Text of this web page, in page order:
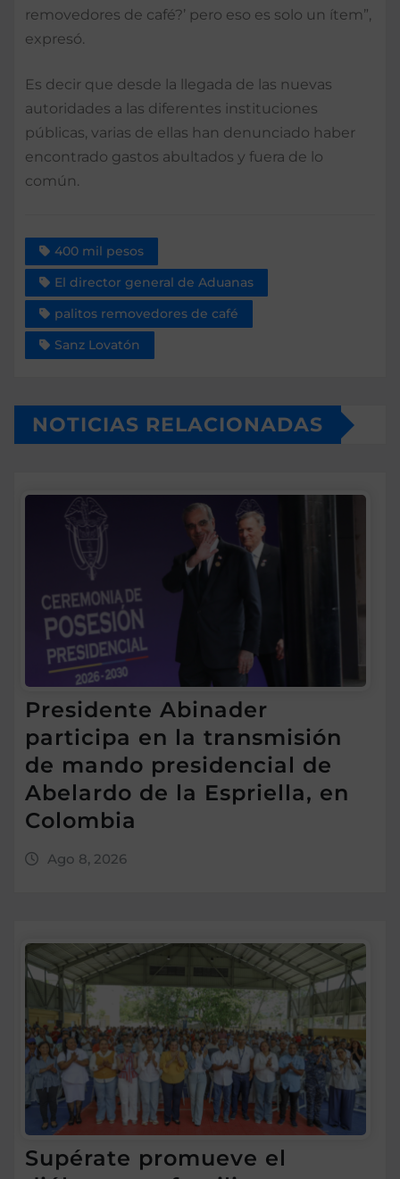
removedores de café?’ pero eso es solo un ítem”,
expresó.
Es decir que desde la llegada de las nuevas
autoridades a las diferentes instituciones
públicas, varias de ellas han denunciado haber
encontrado gastos abultados y fuera de lo
común.
400 mil pesos
El director general de Aduanas
palitos removedores de café
Sanz Lovatón
NOTICIAS RELACIONADAS
Presidente Abinader
participa en la transmisión
de mando presidencial de
Abelardo de la Espriella, en
Colombia
Ago 8, 2026
Supérate promueve el